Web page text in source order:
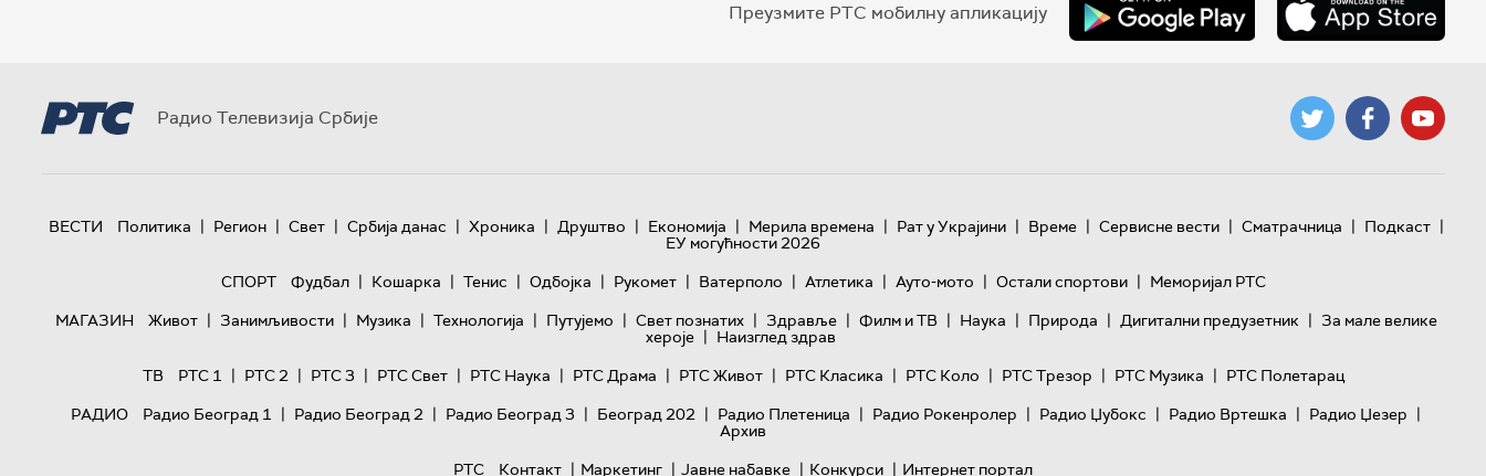
Преузмите РТС мобилну апликацију
Радио Телевизија Србије
ВЕСТИ Политика | Регион | Свет | Србија данас | Хроника | Друштво | Економија | Мерила времена | Рат у Украјини | Време | Сервисне вести | Сматрачница | Подкаст |
ЕУ могућности 2026
СПОРТ
Фудбал | Кошарка | Тенис | Одбојка | Рукомет | Ватерполо | Атлетика | Ауто-мото | Остали спортови | Меморијал РТС
МАГАЗИН
Живот | Занимљивости | Музика | Технологијa | Путујемо | Свет познатих | Здравље | Филм и ТВ | Наука | Природа | Дигитални предузетник | За мале велике
хероје | Наизглед здрав
ТВ
РТС 1 | РТС 2 | РТС 3 | РТС Свет | РТС Наука | РТС Драма | РТС Живот | РТС Класика | РТС Коло | РТС Трезор | РТС Музика | РТС Полетарац
РАДИО
Радио Београд 1 | Радио Београд 2 | Радио Београд 3 | Београд 202 | Радио Плетеница | Радио Рокенролер | Радио Џубокс | Радио Вртешка | Радио Џезер |
Архив
РТС
Контакт | Маркетинг | Јавне набавке | Конкурси | Интернет портал